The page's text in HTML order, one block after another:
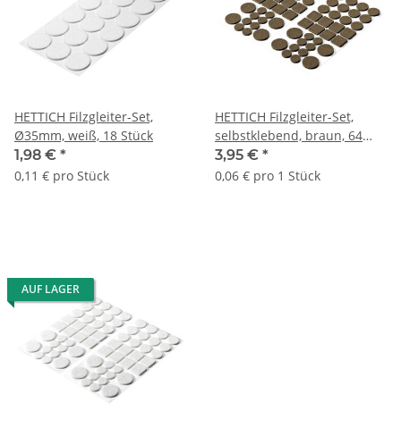
HETTICH Filzgleiter-Set,
Ø35mm, weiß, 18 Stück
1,98 € *
0,11 € pro Stück
HETTICH Filzgleiter-Set,
selbstklebend, braun, 64
Stück
3,95 € *
0,06 € pro 1 Stück
AUF LAGER